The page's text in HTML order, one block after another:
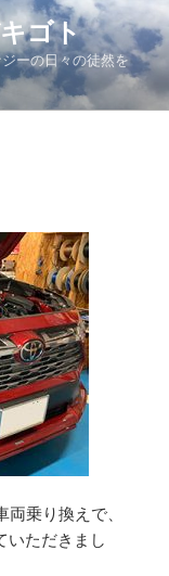
ゴト
ーの日々の徒然を
乗り換えで、
いただきまし